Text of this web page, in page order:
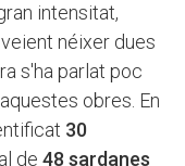
intensitat,
néixer dues
s'ha parlat poc
obres. En
30
de 48 sardanes